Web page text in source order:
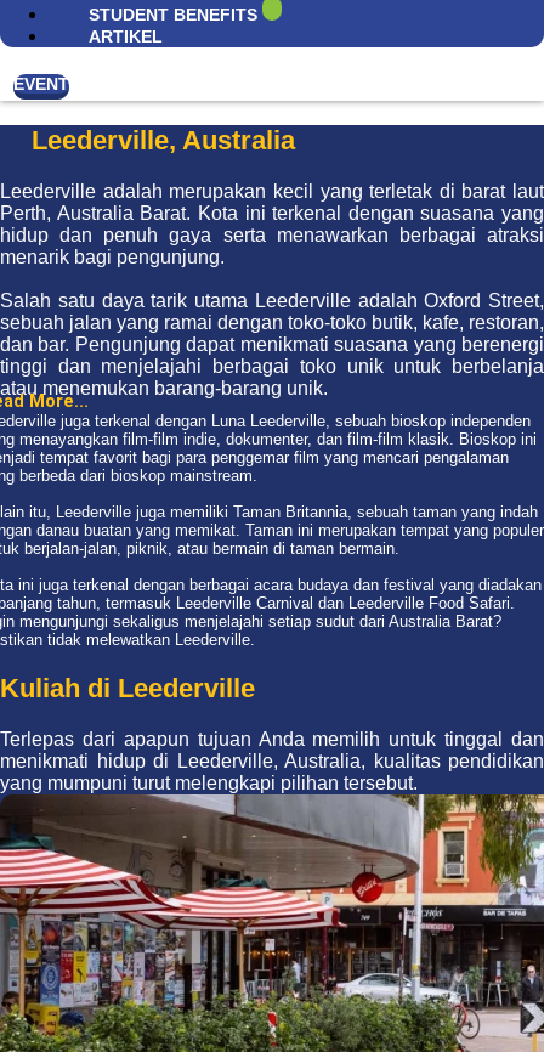
STUDENT BENEFITS
ARTIKEL
EVENT
Leederville, Australia
Leederville adalah merupakan kecil yang terletak di barat laut
Perth, Australia Barat. Kota ini terkenal dengan suasana yang
hidup dan penuh gaya serta menawarkan berbagai atraksi
menarik bagi pengunjung.
Salah satu daya tarik utama Leederville adalah Oxford Street,
sebuah jalan yang ramai dengan toko-toko butik, kafe, restoran,
dan bar. Pengunjung dapat menikmati suasana yang berenergi
tinggi dan menjelajahi berbagai toko unik untuk berbelanja
atau menemukan barang-barang unik.
More...
juga terkenal dengan Luna Leederville, sebuah bioskop independen
menayangkan film-film indie, dokumenter, dan film-film klasik. Bioskop ini
tempat favorit bagi para penggemar film yang mencari pengalaman
berbeda dari bioskop mainstream.
itu, Leederville juga memiliki Taman Britannia, sebuah taman yang indah
danau buatan yang memikat. Taman ini merupakan tempat yang populer
berjalan-jalan, piknik, atau bermain di taman bermain.
ini juga terkenal dengan berbagai acara budaya dan festival yang diadakan
tahun, termasuk Leederville Carnival dan Leederville Food Safari.
mengunjungi sekaligus menjelajahi setiap sudut dari Australia Barat?
tidak melewatkan Leederville.
Kuliah di Leederville
Terlepas dari apapun tujuan Anda memilih untuk tinggal dan
menikmati hidup di Leederville, Australia, kualitas pendidikan
yang mumpuni turut melengkapi pilihan tersebut.